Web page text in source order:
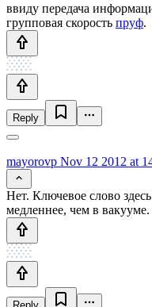
ввиду передача
групповая скорость пруф.
Reply
mayorovp Nov 12 2012 at
Нет. Ключевое слово
медленнее, чем в вакууме.